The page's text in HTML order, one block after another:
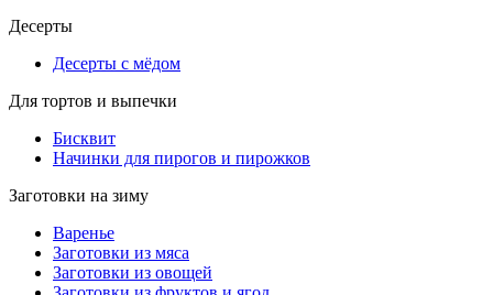
Десерты
Десерты с мёдом
Для тортов и выпечки
Бисквит
Начинки для пирогов и пирожков
Заготовки на зиму
Варенье
Заготовки из мяса
Заготовки из овощей